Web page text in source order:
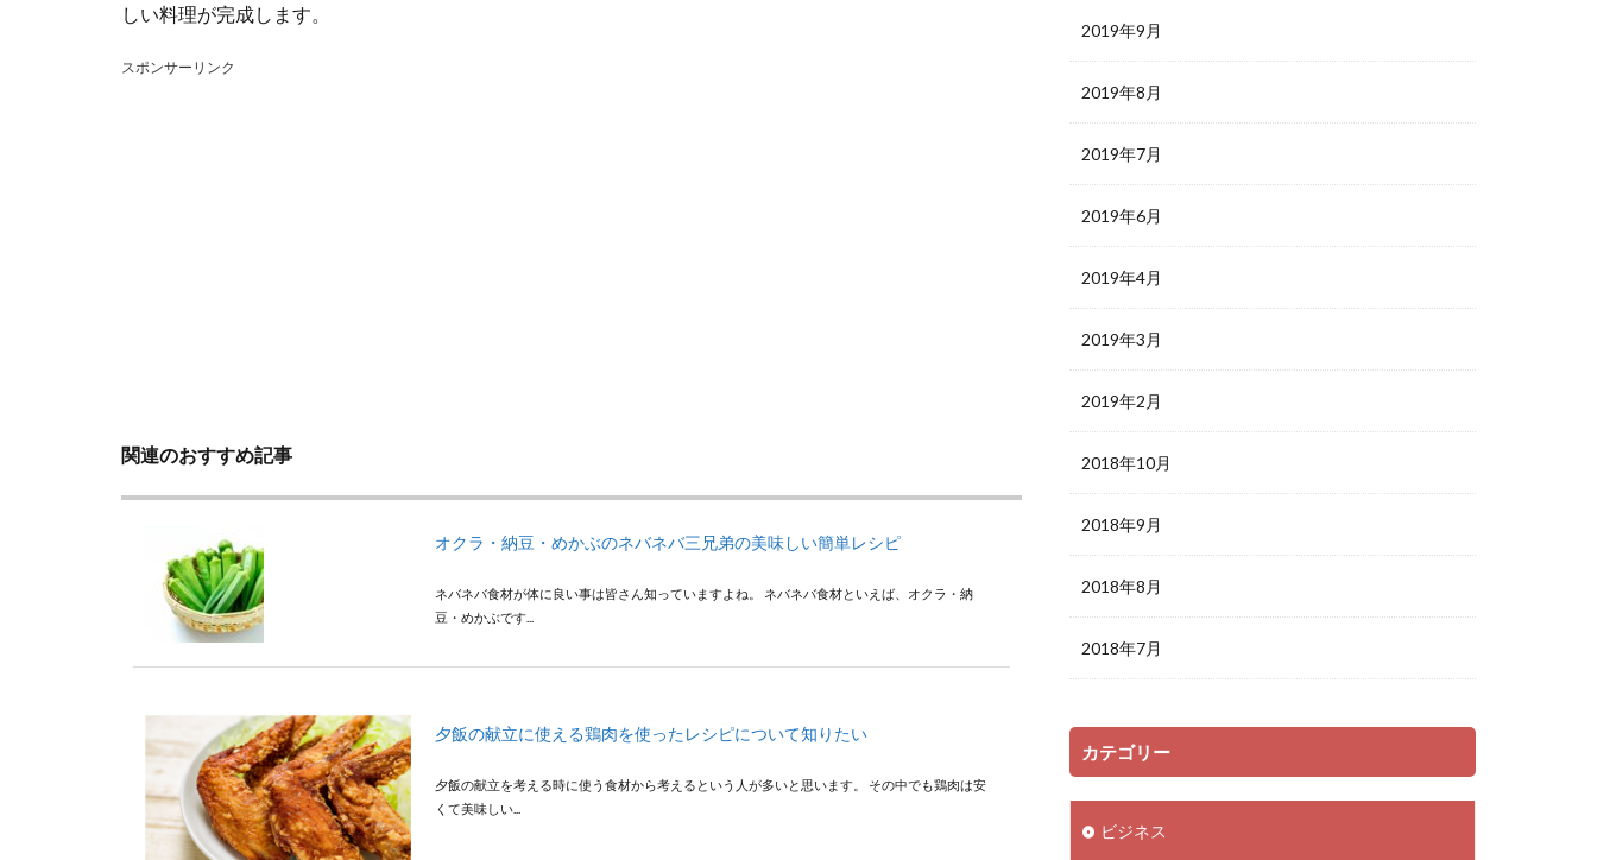
しい料理が完成します。
スポンサーリンク
関連のおすすめ記事
オクラ・納豆・めかぶのネバネバ三兄弟の美味しい簡単レシピ
ネバネバ食材が体に良い事は皆さん知っていますよね。 ネバネバ食材といえば、オクラ・納
豆・めかぶです...
夕飯の献立に使える鶏肉を使ったレシピについて知りたい
夕飯の献立を考える時に使う食材から考えるという人が多いと思います。 その中でも鶏肉は安
くて美味しい...
2019年9月
2019年8月
2019年7月
2019年6月
2019年4月
2019年3月
2019年2月
2018年10月
2018年9月
2018年8月
2018年7月
カテゴリー
ビジネス